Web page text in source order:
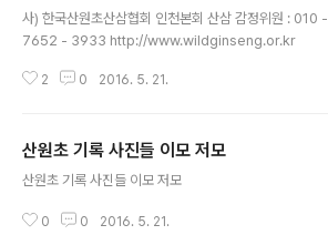
사) 한국산원초산삼협회 인천본회 산삼 감정위원 : 010 -
7652 - 3933 http://www.wildginseng.or.kr
2 0 2016. 5. 21.
산원초 기록 사진들 이모 저모
산원초 기록 사진들 이모 저모
0 0 2016. 5. 21.